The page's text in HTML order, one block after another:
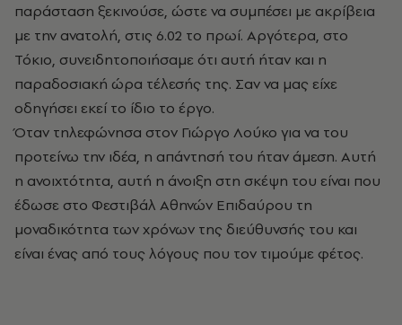
παράσταση ξεκινούσε, ώστε να συμπέσει με ακρίβεια
με την ανατολή, στις 6.02 το πρωί. Αργότερα, στο
Τόκιο, συνειδητοποιήσαμε ότι αυτή ήταν και η
παραδοσιακή ώρα τέλεσής της. Σαν να μας είχε
οδηγήσει εκεί το ίδιο το έργο.
Όταν τηλεφώνησα στον Γιώργο Λούκο για να του
προτείνω την ιδέα, η απάντησή του ήταν άμεση. Αυτή
η ανοιχτότητα, αυτή η άνοιξη στη σκέψη του είναι που
έδωσε στο Φεστιβάλ Αθηνών Επιδαύρου τη
μοναδικότητα των χρόνων της διεύθυνσής του και
είναι ένας από τους λόγους που τον τιμούμε φέτος.